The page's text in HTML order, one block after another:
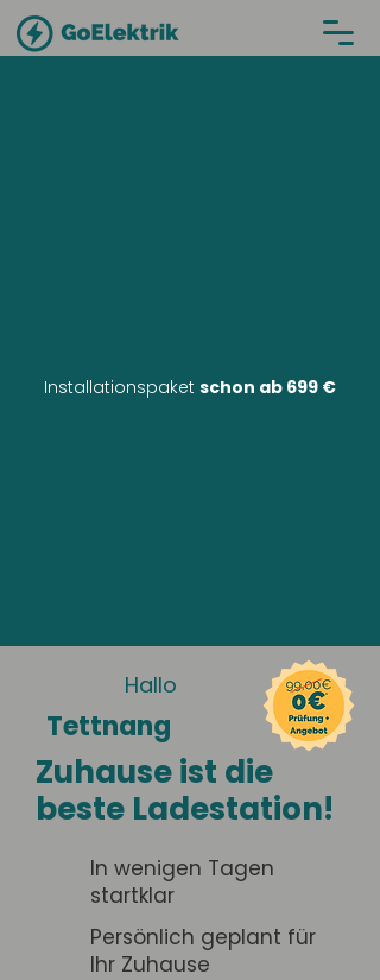
Installationspaket schon ab 699 €
Hallo
Tettnang
Zuhause ist die
beste Ladestation!
In wenigen Tagen
startklar
Persönlich geplant für
Ihr Zuhause